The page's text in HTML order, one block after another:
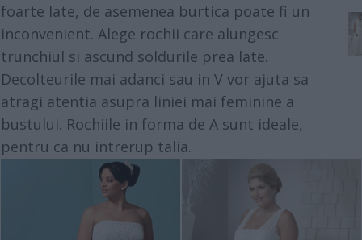
foarte late, de asemenea burtica poate fi un
inconvenient. Alege rochii care alungesc
trunchiul si ascund soldurile prea late.
Decolteurile mai adanci sau in V vor ajuta sa
atragi atentia asupra liniei mai feminine a
bustului. Rochiile in forma de A sunt ideale,
pentru ca nu intrerup talia.